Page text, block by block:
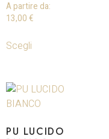
A partire da:
13,00 €
Scegli
PU LUCIDO